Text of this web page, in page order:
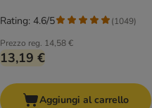
Prezzo reg. 14,58 €
13,19 €
Rating: 4.6/5 (1049)
Aggiungi al carrello